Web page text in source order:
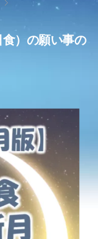
v
i
食）の願い事の